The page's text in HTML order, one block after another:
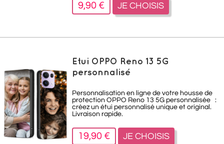
9,90 € JE CHOISIS
Etui OPPO Reno 13 5G
personnalisé
Personnalisation en ligne de votre housse de
protection OPPO Reno 13 5G personnalisée :
créez un étui personnalisé unique et original.
Livraison rapide.
19,90 € JE CHOISIS